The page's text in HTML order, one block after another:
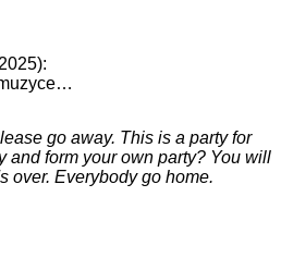
go away. This is a party for
and form your own party? You will
over. Everybody go home.